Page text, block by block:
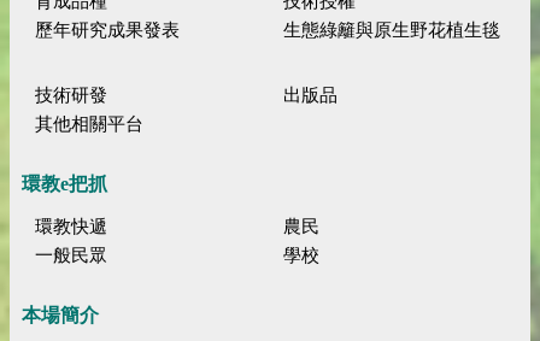
歷年研究成果發表
生態綠籬與原生野花植生毯
技術研發
出版品
其他相關平台
環教e把抓
環教快遞
農民
一般民眾
學校
本場簡介